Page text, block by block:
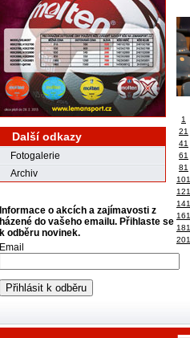
Další odkazy
Fotogalerie
Archiv
Informace o akcích a zajímavosti z
házené do vašeho emailu. Přihlaste se
k odběru novinek.
Email
1
21
41
61
81
101
121
141
161
181
201